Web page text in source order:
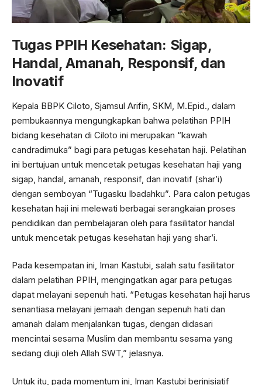
Tugas PPIH Kesehatan: Sigap,
Handal, Amanah, Responsif, dan
Inovatif
Kepala BBPK Ciloto, Sjamsul Arifin, SKM, M.Epid., dalam
pembukaannya mengungkapkan bahwa pelatihan PPIH
bidang kesehatan di Ciloto ini merupakan “kawah
candradimuka” bagi para petugas kesehatan haji. Pelatihan
ini bertujuan untuk mencetak petugas kesehatan haji yang
sigap, handal, amanah, responsif, dan inovatif (shar’i)
dengan semboyan “Tugasku Ibadahku”. Para calon petugas
kesehatan haji ini melewati berbagai serangkaian proses
pendidikan dan pembelajaran oleh para fasilitator handal
untuk mencetak petugas kesehatan haji yang shar’i.
Pada kesempatan ini, Iman Kastubi, salah satu fasilitator
dalam pelatihan PPIH, mengingatkan agar para petugas
dapat melayani sepenuh hati. “Petugas kesehatan haji harus
senantiasa melayani jemaah dengan sepenuh hati dan
amanah dalam menjalankan tugas, dengan didasari
mencintai sesama Muslim dan membantu sesama yang
sedang diuji oleh Allah SWT,” jelasnya.
Untuk itu, pada momentum ini, Iman Kastubi berinisiatif